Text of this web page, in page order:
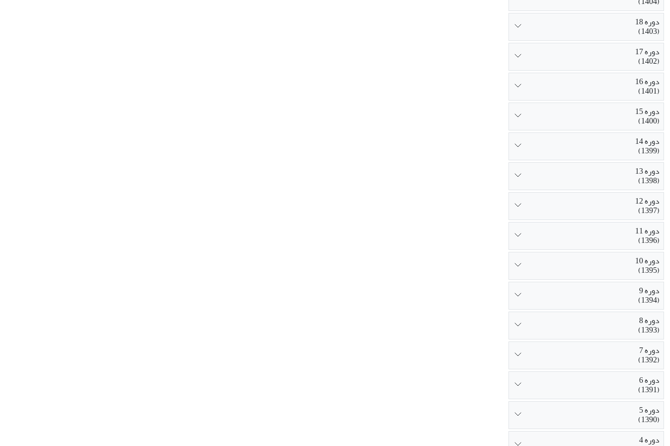
دوره 18
(1403)
دوره 17
(1402)
دوره 16
(1401)
دوره 15
(1400)
دوره 14
(1399)
دوره 13
(1398)
دوره 12
(1397)
دوره 11
(1396)
دوره 10
(1395)
دوره 9
(1394)
دوره 8
(1393)
دوره 7
(1392)
دوره 6
(1391)
دوره 5
(1390)
دوره 4